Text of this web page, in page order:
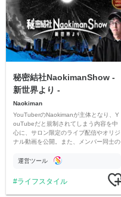
秘密結社NaokimanShow -
新世界より -
Naokiman
YouTuberのNaokimanが主体となり、Y
ouTubeだと規制されてしまう内容を中
心に、サロン限定のライブ配信やオリジ
ナル動画を公開。また、メンバー同士の
ただいています。
運営ツール
ライフスタイル